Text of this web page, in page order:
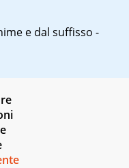
e dal suffisso -